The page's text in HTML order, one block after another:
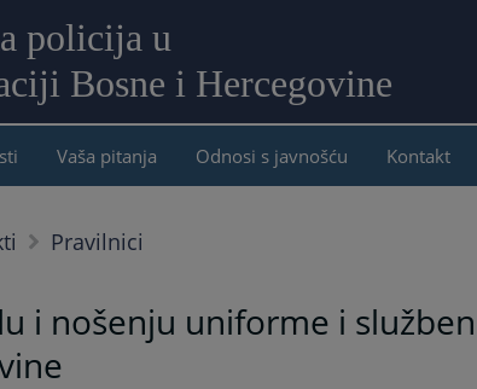
policija u
Bosne i Hercegovine
sadržaj
Vaša pitanja Odnosi s javnošću Kontakt
Pravilnici
i nošenju uniforme i